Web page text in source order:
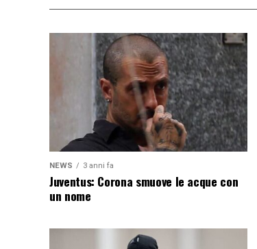
NEWS 3 anni fa
Juventus: Corona smuove le acque con
un nome